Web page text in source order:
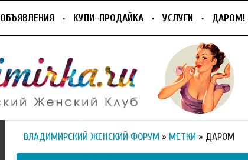
ОБЪЯВЛЕНИЯ КУПИ-ПРОДАЙКА УСЛУГИ ДАРОМ!
ВЛАДИМИРСКИЙ ЖЕНСКИЙ ФОРУМ » МЕТКИ » ДАРОМ